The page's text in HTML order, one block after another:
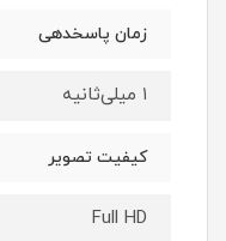
زمان پاسخدهی
۱ میلی‌ثانیه
کیفیت تصویر
Full HD